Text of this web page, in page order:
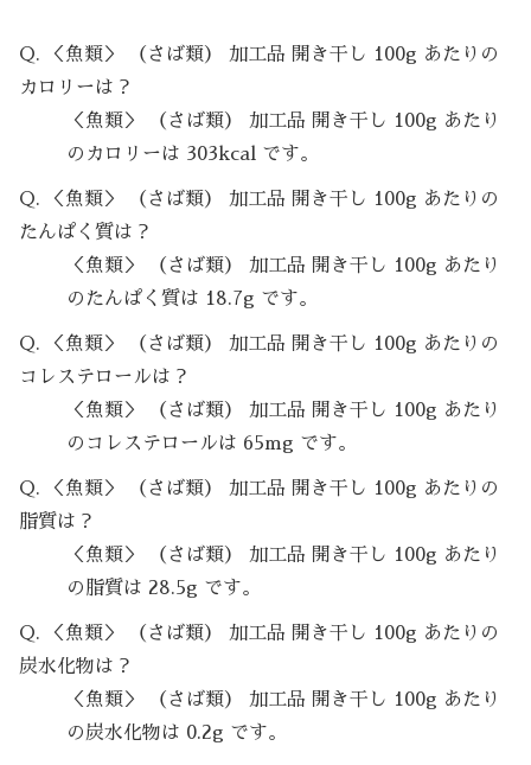
Q. ＜魚類＞ （さば類） 加工品 開き干し 100g あたりの
カロリーは？
＜魚類＞ （さば類） 加工品 開き干し 100g あたり
のカロリーは 303kcal です。
Q. ＜魚類＞ （さば類） 加工品 開き干し 100g あたりの
たんぱく質は？
＜魚類＞ （さば類） 加工品 開き干し 100g あたり
のたんぱく質は 18.7g です。
Q. ＜魚類＞ （さば類） 加工品 開き干し 100g あたりの
コレステロールは？
＜魚類＞ （さば類） 加工品 開き干し 100g あたり
のコレステロールは 65mg です。
Q. ＜魚類＞ （さば類） 加工品 開き干し 100g あたりの
脂質は？
＜魚類＞ （さば類） 加工品 開き干し 100g あたり
の脂質は 28.5g です。
Q. ＜魚類＞ （さば類） 加工品 開き干し 100g あたりの
炭水化物は？
＜魚類＞ （さば類） 加工品 開き干し 100g あたり
の炭水化物は 0.2g です。